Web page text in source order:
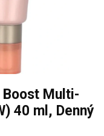
Boost Multi-
40 ml, Denný